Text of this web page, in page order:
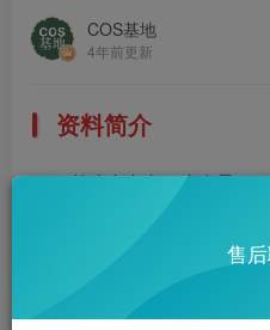
COS基地
4年前更新
资料简介
许多鱼鱼鱼，半次元
子拍的作品比较鲜美，人靓
部分预览
售